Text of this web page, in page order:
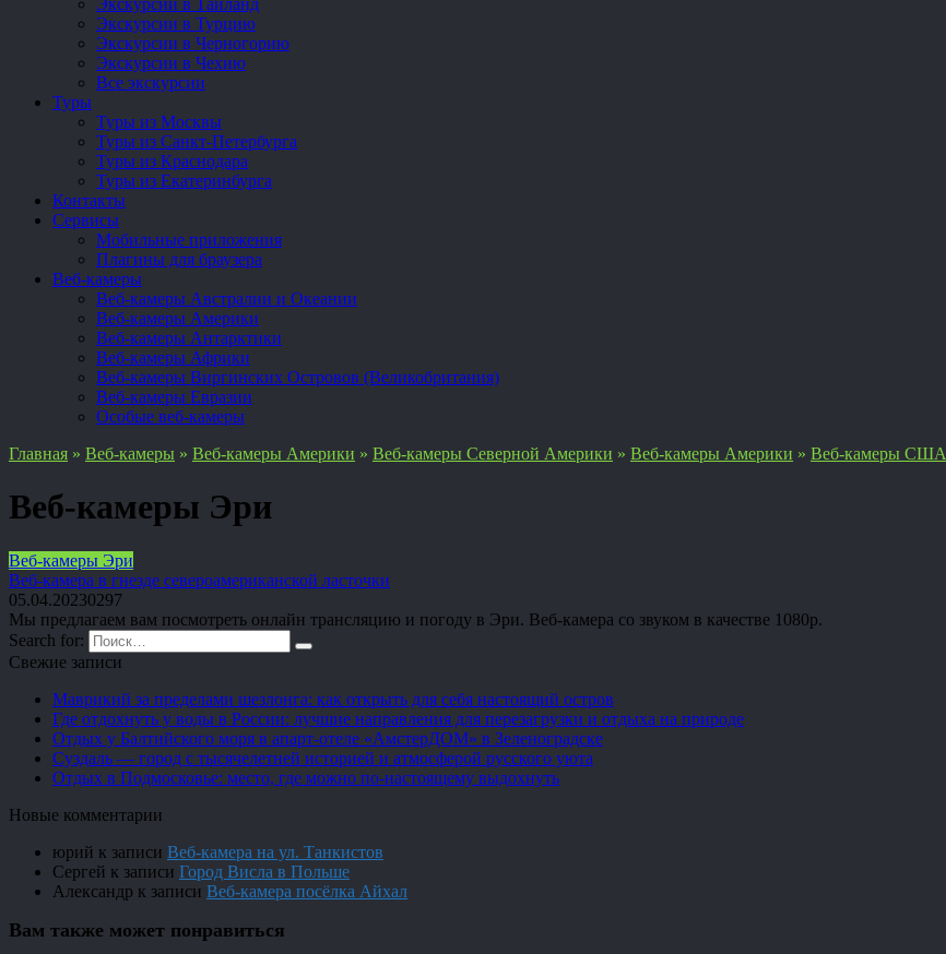
Экскурсии в Таиланд
Экскурсии в Турцию
Экскурсии в Черногорию
Экскурсии в Чехию
Все экскурсии
Туры
Туры из Москвы
Туры из Санкт-Петербурга
Туры из Краснодара
Туры из Екатеринбурга
Контакты
Сервисы
Мобильные приложения
Плагины для браузера
Веб-камеры
Веб-камеры Австралии и Океании
Веб-камеры Америки
Веб-камеры Антарктики
Веб-камеры Африки
Веб-камеры Виргинских Островов (Великобритания)
Веб-камеры Евразии
Особые веб-камеры
Главная » Веб-камеры » Веб-камеры Америки » Веб-камеры Северной Америки » Веб-камеры Америки » Веб-камеры США
Веб-камеры Эри
Веб-камеры Эри
Веб-камера в гнезде североамериканской ласточки
05.04.20230297
Мы предлагаем вам посмотреть онлайн трансляцию и погоду в Эри. Веб-камера со звуком в качестве 1080p.
Search for:
Свежие записи
Маврикий за пределами шезлонга: как открыть для себя настоящий остров
Где отдохнуть у воды в России: лучшие направления для перезагрузки и отдыха на природе
Отдых у Балтийского моря в апарт-отеле «АмстерДОМ» в Зеленоградске
Суздаль — город с тысячелетней историей и атмосферой русского уюта
Отдых в Подмосковье: место, где можно по-настоящему выдохнуть
Новые комментарии
юрий к записи Веб-камера на ул. Танкистов
Сергей к записи Город Висла в Польше
Александр к записи Веб-камера посёлка Айхал
Вам также может понравиться